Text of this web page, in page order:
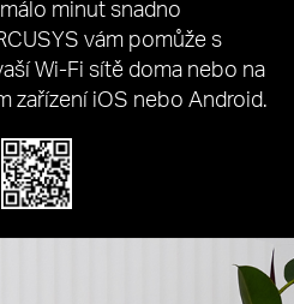
minut snadno
vám pomůže s
Wi-Fi sítě doma nebo na
zařízení iOS nebo Android.